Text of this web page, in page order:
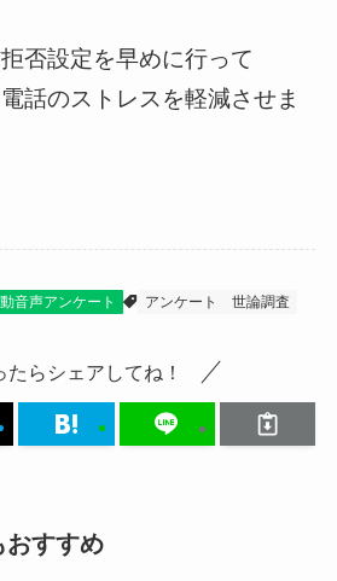
否設定を早めに行って
話のストレスを軽減させま
音声アンケート アンケート 世論調査
たらシェアしてね！
おすすめ